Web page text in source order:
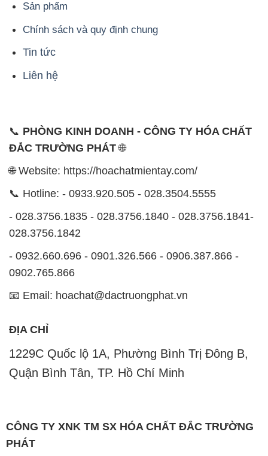
Sản phẩm
Chính sách và quy định chung
Tin tức
Liên hệ
📞 PHÒNG KINH DOANH - CÔNG TY HÓA CHẤT
ĐẮC TRƯỜNG PHÁT🌐
🌐 Website: https://hoachatmientay.com/
📞 Hotline: - 0933.920.505 - 028.3504.5555
- 028.3756.1835 - 028.3756.1840 - 028.3756.1841-
028.3756.1842
- 0932.660.696 - 0901.326.566 - 0906.387.866 -
0902.765.866
📧 Email: hoachat@dactruongphat.vn
ĐỊA CHỈ
1229C Quốc lộ 1A, Phường Bình Trị Đông B,
Quận Bình Tân, TP. Hồ Chí Minh
CÔNG TY XNK TM SX HÓA CHẤT ĐẮC TRƯỜNG
PHÁT